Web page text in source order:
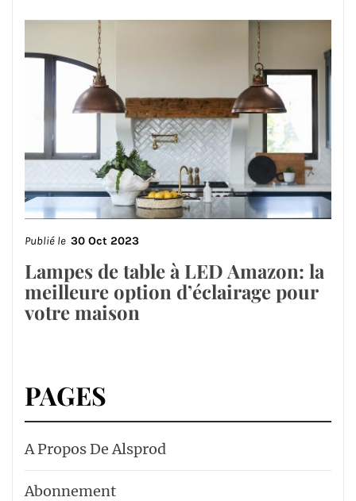
Publié le 30 Oct 2023
Lampes de table à LED Amazon: la
meilleure option d’éclairage pour
votre maison
PAGES
A Propos De Alsprod
Abonnement